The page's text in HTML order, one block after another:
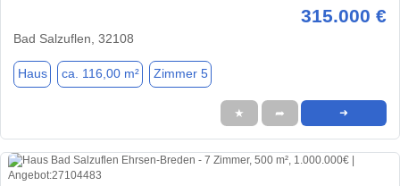
315.000 €
Bad Salzuflen, 32108
Haus ca. 116,00 m² Zimmer 5
★ ➦ ➜